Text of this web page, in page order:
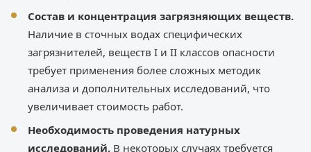
Состав и концентрация загрязняющих веществ.
Наличие в сточных водах специфических
загрязнителей, веществ I и II классов опасности
требует применения более сложных методик
анализа и дополнительных исследований, что
увеличивает стоимость работ.
Необходимость проведения натурных
исследований. В некоторых случаях требуется